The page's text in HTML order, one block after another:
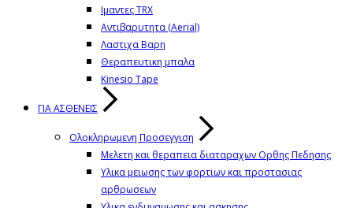
Ιμαντες TRX
Αντιβαρυτητα (Aerial)
Λαστιχα Βαρη
Θεραπευτικη μπαλα
Kinesio Tape
ΓΙΑ ΑΣΘΕΝΕΙΣ
Ολοκληρωμενη Προσεγγιση
Μελετη και θεραπεια διαταραχων Ορθης Πεδησης
Υλικα μειωσης των φορτιων και προστασιας
αρθρωσεων